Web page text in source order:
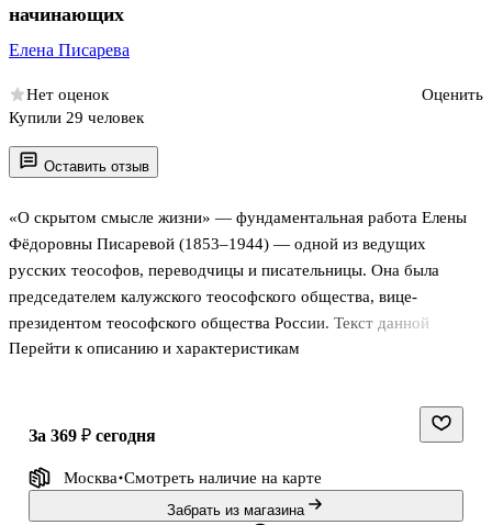
Оставить отзыв
«О скрытом смысле жизни» — фундаментальная работа Елены
Фёдоровны Писаревой (1853–1944) — одной из ведущих
русских теософов, переводчицы и писательницы. Она была
председателем калужского теософского общества, вице-
президентом теософского общества России. Текст данной
работы написан Е.Ф. Писаревой в эмиграции и представляет из
Книга может быть полезной читателям, интересующимся как
животрепещущие вопросы духовной жизни современности. .
Перейти к описанию и характеристикам
начинающих
Елена Писарева
Нет оценок
Оценить
Купили 29 человек
за 369 ₽ сегодня
Москва Смотреть наличие на карте
Забрать из магазина